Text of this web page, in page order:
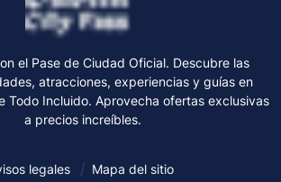
el Pase de Ciudad Oficial. Descubre las
atracciones, experiencias y guías en
Todo Incluido. Aprovecha ofertas exclusivas
a precios increíbles.
legales Mapa del sitio